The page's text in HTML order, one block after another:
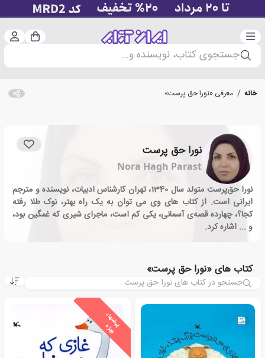
دسته‌بندی سبد
جستجوی کتاب، نویسنده و...
خانه / معرفی «نورا حق پرست»
نورا حق پرست
Nora Hagh Parast
نورا حق‌پرست متولد سال 1340، تهران کارشناس ادبیات، نویسنده و مترجم
ایرانی است. از کتاب های وی می توان به یک راه بهتر، نوک طلا رفته
کجا؟، چهارده قصه‌ى آسمانى، یکى کم است، ماجراى‌ شیرى‌ که غمگین بود،
و ... اشاره کرد.
کتاب های «نورا حق پرست»
پ
ی
ش
ن
ه
ا
د
و
ی
ژ
ه